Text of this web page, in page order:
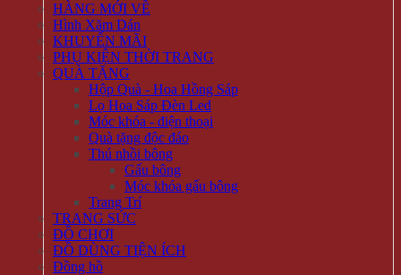
HÀNG MỚI VỀ
Hình Xăm Dán
KHUYẾN MÃI
PHỤ KIỆN THỜI TRANG
QUÀ TẶNG
Hộp Quà - Hoa Hồng Sáp
Lọ Hoa Sáp Đèn Led
Móc khóa - điện thoại
Quà tặng độc đáo
Thú nhồi bông
Gấu bông
Móc khóa gấu bông
Trang Trí
TRANG SỨC
ĐỒ CHƠI
ĐỒ DÙNG TIỆN ÍCH
Đồng hồ